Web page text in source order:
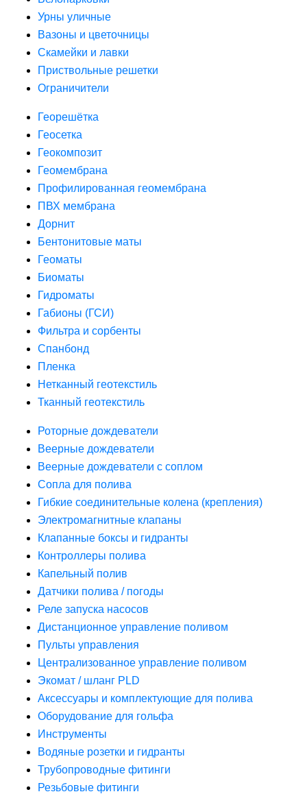
Урны уличные
Вазоны и цветочницы
Скамейки и лавки
Приствольные решетки
Ограничители
Георешётка
Геосетка
Геокомпозит
Геомембрана
Профилированная геомембрана
ПВХ мембрана
Дорнит
Бентонитовые маты
Геоматы
Биоматы
Гидроматы
Габионы (ГСИ)
Фильтра и сорбенты
Спанбонд
Пленка
Нетканный геотекстиль
Тканный геотекстиль
Роторные дождеватели
Веерные дождеватели
Веерные дождеватели с соплом
Сопла для полива
Гибкие соединительные колена (крепления)
Электромагнитные клапаны
Клапанные боксы и гидранты
Контроллеры полива
Капельный полив
Датчики полива / погоды
Реле запуска насосов
Дистанционное управление поливом
Пульты управления
Централизованное управление поливом
Экомат / шланг PLD
Аксессуары и комплектующие для полива
Оборудование для гольфа
Инструменты
Водяные розетки и гидранты
Трубопроводные фитинги
Резьбовые фитинги